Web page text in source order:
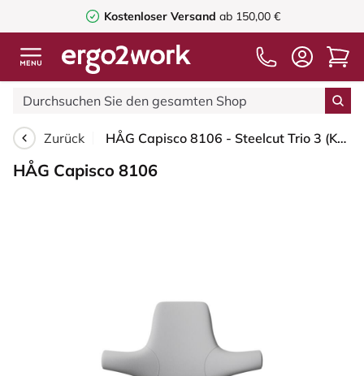
Kostenloser Versand ab 150,00 €
Zurück HÅG Capisco 8106 - Steelcut Trio 3 (Kvadrat) - Wolle / Polyamid - STT133 - Light grey - Moss Grey - 200 mm (Sitzhöhe 46-64cm) - Bodengleiter
HÅG Capisco 8106